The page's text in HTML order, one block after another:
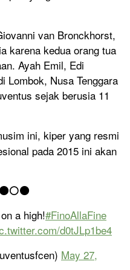
van Bronckhorst,
karena kedua orang tua
Ayah Emil, Edi
Lombok, Nusa Tenggara
sejak berusia 11
ini, kiper yang resmi
pada 2015 ini akan
a high!#FinoAllaFine
d0tJLp1be4
May 27,